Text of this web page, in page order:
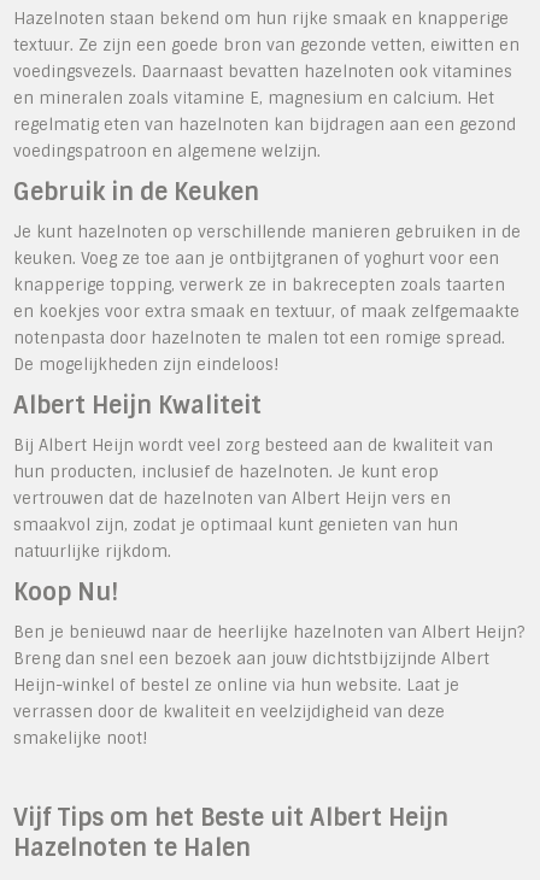
Hazelnoten staan bekend om hun rijke smaak en knapperige
textuur. Ze zijn een goede bron van gezonde vetten, eiwitten en
voedingsvezels. Daarnaast bevatten hazelnoten ook vitamines
en mineralen zoals vitamine E, magnesium en calcium. Het
regelmatig eten van hazelnoten kan bijdragen aan een gezond
voedingspatroon en algemene welzijn.
Gebruik in de Keuken
Je kunt hazelnoten op verschillende manieren gebruiken in de
keuken. Voeg ze toe aan je ontbijtgranen of yoghurt voor een
knapperige topping, verwerk ze in bakrecepten zoals taarten
en koekjes voor extra smaak en textuur, of maak zelfgemaakte
notenpasta door hazelnoten te malen tot een romige spread.
De mogelijkheden zijn eindeloos!
Albert Heijn Kwaliteit
Bij Albert Heijn wordt veel zorg besteed aan de kwaliteit van
hun producten, inclusief de hazelnoten. Je kunt erop
vertrouwen dat de hazelnoten van Albert Heijn vers en
smaakvol zijn, zodat je optimaal kunt genieten van hun
natuurlijke rijkdom.
Koop Nu!
Ben je benieuwd naar de heerlijke hazelnoten van Albert Heijn?
Breng dan snel een bezoek aan jouw dichtstbijzijnde Albert
Heijn-winkel of bestel ze online via hun website. Laat je
verrassen door de kwaliteit en veelzijdigheid van deze
smakelijke noot!
Vijf Tips om het Beste uit Albert Heijn
Hazelnoten te Halen